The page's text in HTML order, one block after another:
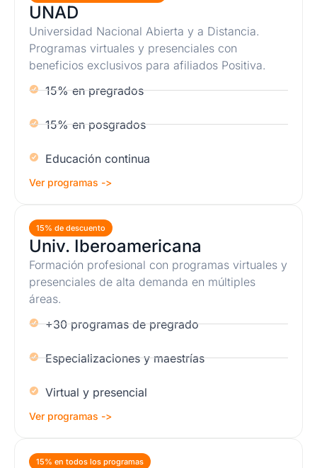
UNAD
Universidad Nacional Abierta y a Distancia.
Programas virtuales y presenciales con
beneficios exclusivos para afiliados Positiva.
15% en pregrados
15% en posgrados
Educación continua
Ver programas ->
15% de descuento
Univ. Iberoamericana
Formación profesional con programas virtuales y
presenciales de alta demanda en múltiples
áreas.
+30 programas de pregrado
Especializaciones y maestrías
Virtual y presencial
Ver programas ->
15% en todos los programas